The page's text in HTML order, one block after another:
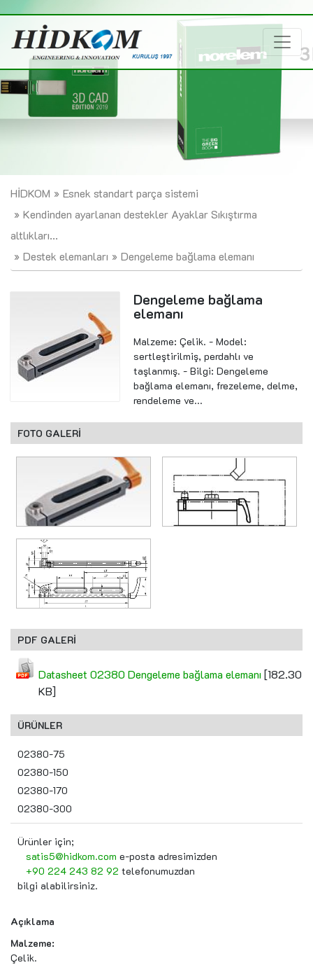
HİDKOM
Esnek standart parça sistemi
Kendinden ayarlanan destekler Ayaklar Sıkıştırma
altlıkları...
Destek elemanları
Dengeleme bağlama elemanı
Dengeleme bağlama
elemanı
Malzeme: Çelik. - Model:
sertleştirilmiş, perdahlı ve
taşlanmış. - Bilgi: Dengeleme
bağlama elemanı, frezeleme, delme,
rendeleme ve...
FOTO GALERİ
PDF GALERİ
Datasheet 02380 Dengeleme bağlama elemanı [182.30
KB]
ÜRÜNLER
02380-75
02380-150
02380-170
02380-300
Ürünler için;
satis5@hidkom.com e-posta adresimizden
+90 224 243 82 92 telefonumuzdan
bilgi alabilirsiniz.
Açıklama
Malzeme:
Çelik.